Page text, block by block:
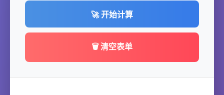
🚀 开始计算
🗑️ 清空表单